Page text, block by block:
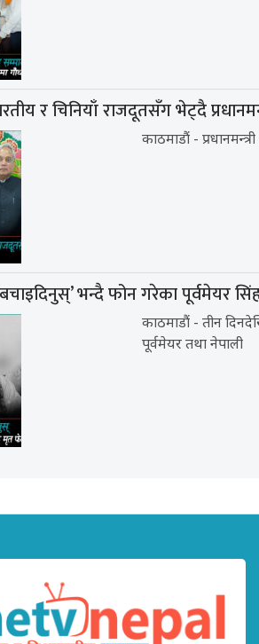
र चिनियाँ राजदूतसँग भेट्दै
काठमाडौं -
भन्दै फोन गरेका पूर्वमेयर
काठमाडौं - तीन
पूर्वमेयर तथा नेपाली